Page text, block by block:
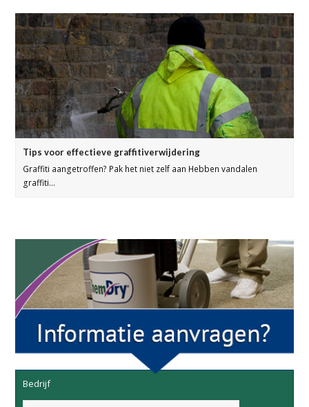
Tips voor effectieve graffitiverwijdering
Graffiti aangetroffen? Pak het niet zelf aan Hebben vandalen
graffiti…
Bedrijf